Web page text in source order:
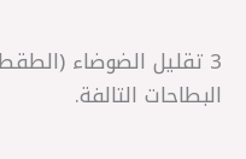
3 تقليل الضوضاء
البطاحات التالفة.